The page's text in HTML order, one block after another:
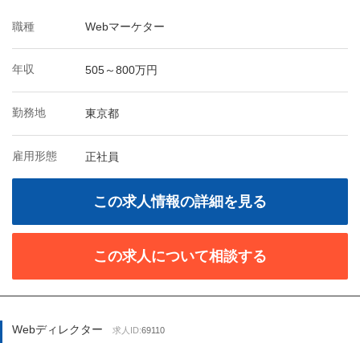
職種 Webマーケター
年収 505～800万円
勤務地 東京都
雇用形態 正社員
この求人情報の詳細を見る
この求人について相談する
Webディレクター 求人ID:69110